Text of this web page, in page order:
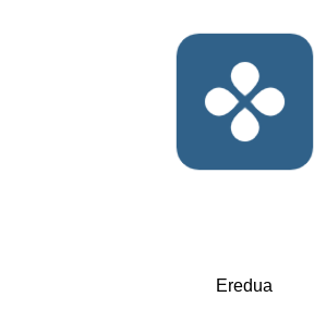
Eredua